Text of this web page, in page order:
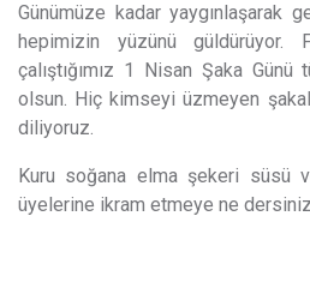
Günümüze kadar yaygınlaşarak
hepimizin yüzünü güldürüyor.
çalıştığımız 1 Nisan Şaka
olsun. Hiç kimseyi üzmeyen
diliyoruz.
Kuru soğana elma şekeri süsü
üyelerine ikram etmeye ne